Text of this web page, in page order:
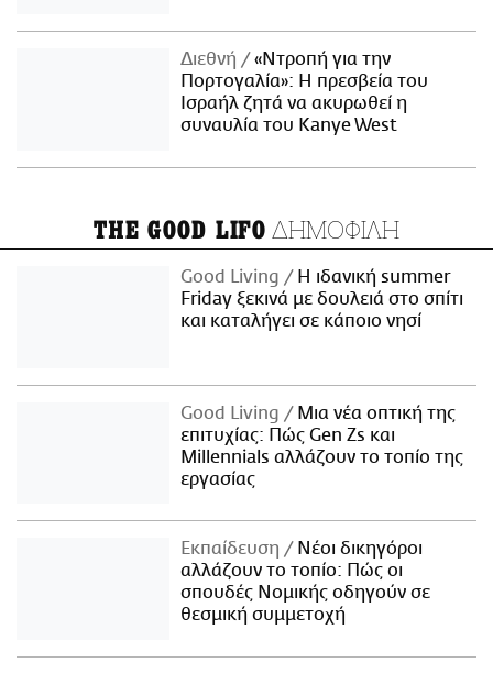
Διεθνή
«Ντροπή για την
Πορτογαλία»: Η πρεσβεία του
Ισραήλ ζητά να ακυρωθεί η
συναυλία του Kanye West
THE GOOD LIFO ΔΗΜΟΦΙΛΗ
Good Living
Η ιδανική summer
Friday ξεκινά με δουλειά στο σπίτι
και καταλήγει σε κάποιο νησί
Good Living
Μια νέα οπτική της
επιτυχίας: Πώς Gen Zs και
Millennials αλλάζουν το τοπίο της
εργασίας
Εκπαίδευση
Νέοι δικηγόροι
αλλάζουν το τοπίο: Πώς οι
σπουδές Νομικής οδηγούν σε
θεσμική συμμετοχή